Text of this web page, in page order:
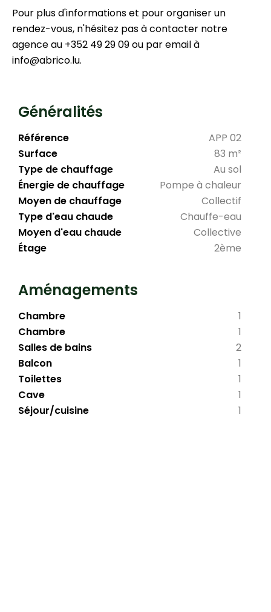
Pour plus d'informations et pour organiser un
rendez-vous, n'hésitez pas à contacter notre
agence au +352 49 29 09 ou par email à
info@abrico.lu.
Généralités
Référence
APP 02
Surface
83 m²
Type de chauffage
Au sol
Énergie de chauffage
Pompe à chaleur
Moyen de chauffage
Collectif
Type d'eau chaude
Chauffe-eau
Moyen d'eau chaude
Collective
Étage
2ème
Aménagements
1
Chambre
1
Chambre
2
Salles de bains
1
Balcon
1
Toilettes
1
Cave
1
Séjour/cuisine